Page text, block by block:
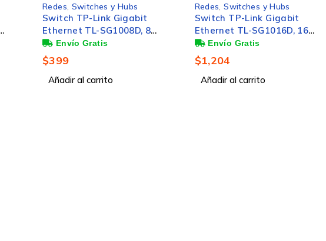
Redes Switches y Hubs
Switch TP-Link Gigabit
Ethernet TL-SG1008D, 8
Puertos 10/100/1000Mbps,
16 Gbit/s, 4000 Entradas –
No Administrable
$399
Añadir al carrito
Redes ,Switches y Hubs
Switch TP-Link Gigabit
Ethernet TL-SG1016D, 16
Puertos 10/100/1000Mbps,
32Gbit/s, 8000 Entradas –
No Administrable
$1,204
Añadir al carrito